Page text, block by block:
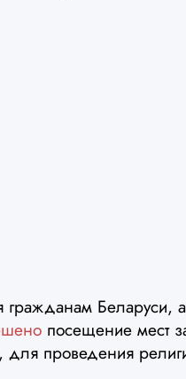
Беларуси,
посещение мест
для проведения